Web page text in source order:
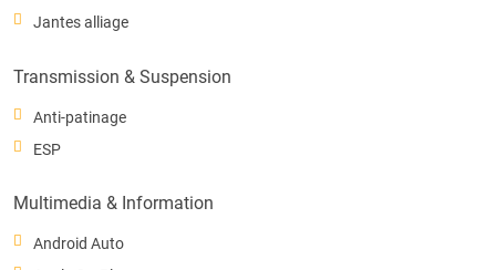
Jantes alliage
Transmission & Suspension
Anti-patinage
ESP
Multimedia & Information
Android Auto